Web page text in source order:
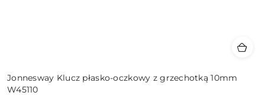
Jonnesway Klucz płasko-oczkowy z grzechotką 10mm
W45110